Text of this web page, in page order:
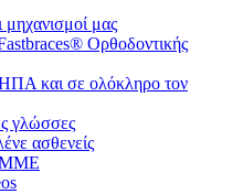
μας
Ορθοδοντικής
ΗΠΑ και σε ολόκληρο τον
γλώσσες
ασθενείς
ΜΜΕ